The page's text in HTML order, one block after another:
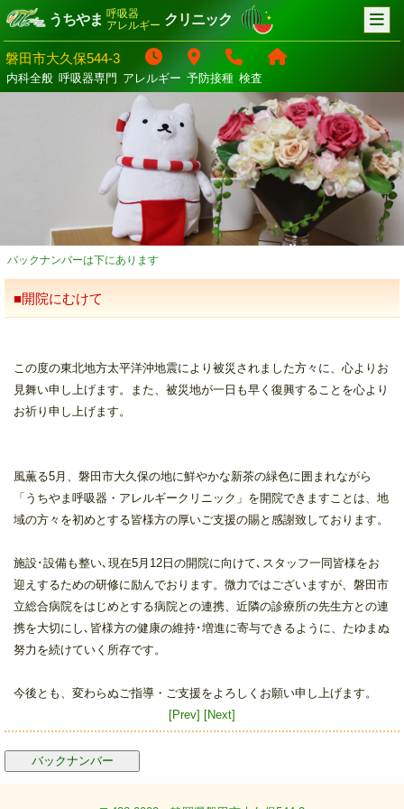
うちやま 呼吸器
アレルギー クリニック
磐田市大久保544-3
内科全般 呼吸器専門 アレルギー 予防接種 検査
バックナンバーは下にあります
■開院にむけて
この度の東北地方太平洋沖地震により被災されました方々に、心よりお
見舞い申し上げます。また、被災地が一日も早く復興することを心より
お祈り申し上げます。
風薫る5月、磐田市大久保の地に鮮やかな新茶の緑色に囲まれながら
「うちやま呼吸器・アレルギークリニック」を開院できますことは、地
域の方々を初めとする皆様方の厚いご支援の賜と感謝致しております。
施設･設備も整い､現在5月12日の開院に向けて､スタッフ一同皆様をお
迎えするための研修に励んでおります。微力ではございますが、磐田市
立総合病院をはじめとする病院との連携、近隣の診療所の先生方との連
携を大切にし､皆様方の健康の維持･増進に寄与できるように、たゆまぬ
努力を続けていく所存です。
今後とも、変わらぬご指導・ご支援をよろしくお願い申し上げます。
[Prev] [Next]
バックナンバー